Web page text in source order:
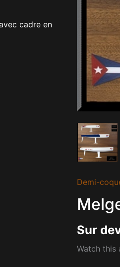
cadre en
Demi-
Sur
Watch this